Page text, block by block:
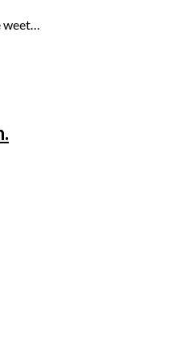
weet…